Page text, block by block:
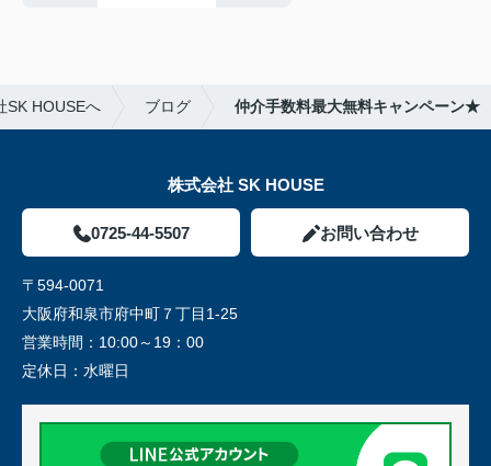
SK HOUSEへ ブログ 仲介手数料最大無料キャンペーン★
株式会社 SK HOUSE
0725-44-5507 お問い合わせ
〒594-0071
大阪府和泉市府中町７丁目1-25
営業時間： 10:00～19：00
定休日： 水曜日